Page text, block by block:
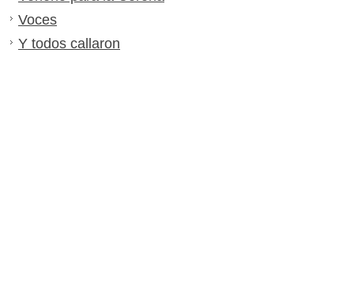
Voces
Y todos callaron